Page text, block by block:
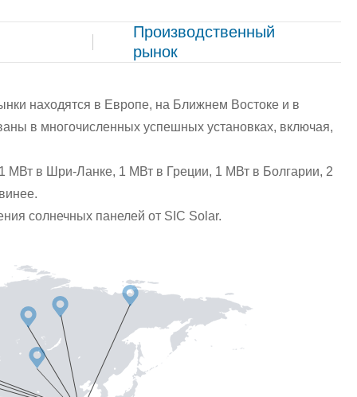
Производственный
рынок
находятся в Европе, на Ближнем Востоке и в
в многочисленных успешных установках, включая,
МВт в Шри-Ланке, 1 МВт в Греции, 1 МВт в Болгарии, 2
солнечных панелей от SIC Solar.